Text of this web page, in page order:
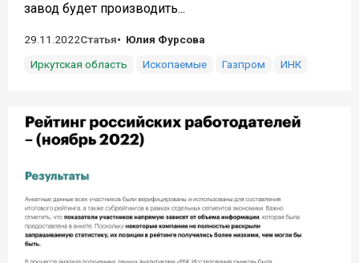
завод будет производить...
29.11.2022Статья
Юлия Фурсова
Иркутская область
Ископаемые Газпром ИНК